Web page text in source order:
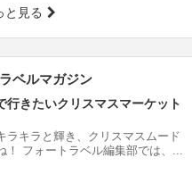
と見る
ベルマガジン
行きたいクリスマスマーケット
ラキラと輝き、クリスマスムード
！ フォートラベル編集部では、...